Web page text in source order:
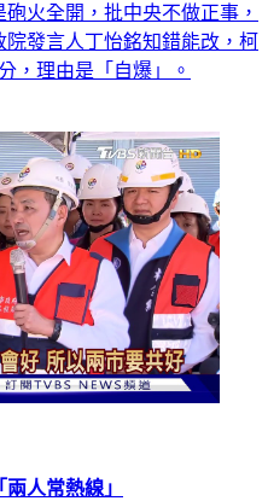
火全開，批中央不做正事，
發言人丁怡銘知錯能改，柯
，理由是「自爆」。
人常熱線」